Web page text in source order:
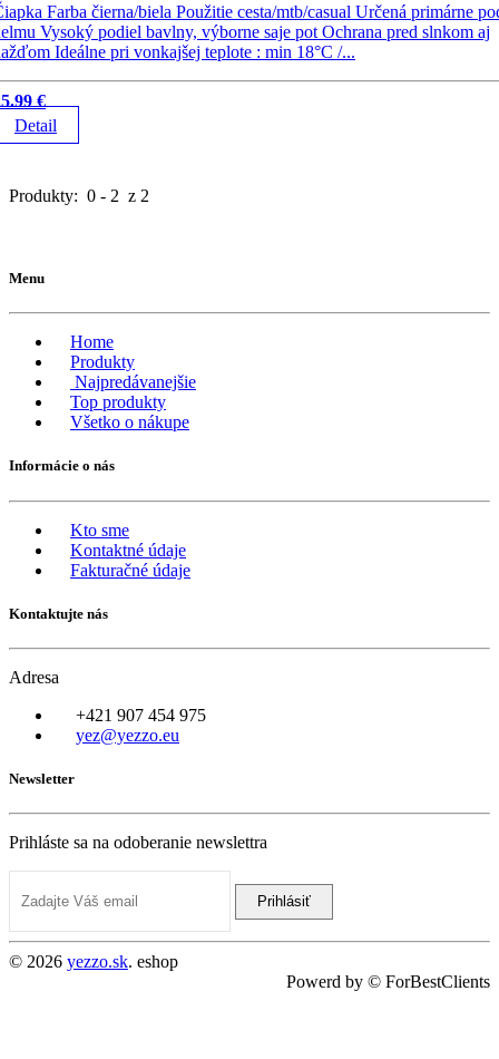
Farba čierna/biela Použitie cesta/mtb/casual Určená primárne
Vysoký podiel bavlny, výborne saje pot Ochrana pred slnkom aj
Ideálne pri vonkajšej teplote : min 18°C /...
€
Detail
Produkty: 0 - 2 z 2
Menu
Home
Produkty
Najpredávanejšie
Top produkty
Všetko o nákupe
Informácie o nás
Kto sme
Kontaktné údaje
Fakturačné údaje
Kontaktujte nás
Adresa
+421 907 454 975
yez@yezzo.eu
Newsletter
Prihláste sa na odoberanie newslettra
Prihlásiť
© 2026 yezzo.sk. eshop
Powerd by © ForBestClients